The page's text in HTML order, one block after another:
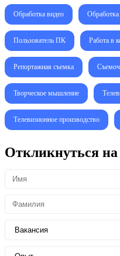
Обработка видео
Пользователь ПК Работа в
Репортажная съемка
Творческое мышление
Телевизионное производство
Откликнуться